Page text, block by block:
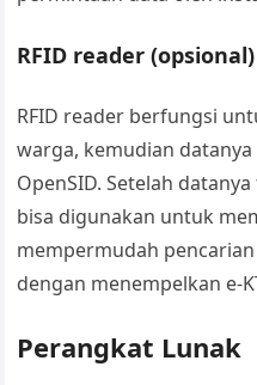
RFID reader (opsional)
RFID reader berfungsi
warga, kemudian
OpenSID. Setelah
bisa digunakan untuk
mempermudah
dengan menempelkan e-
Perangkat Lunak